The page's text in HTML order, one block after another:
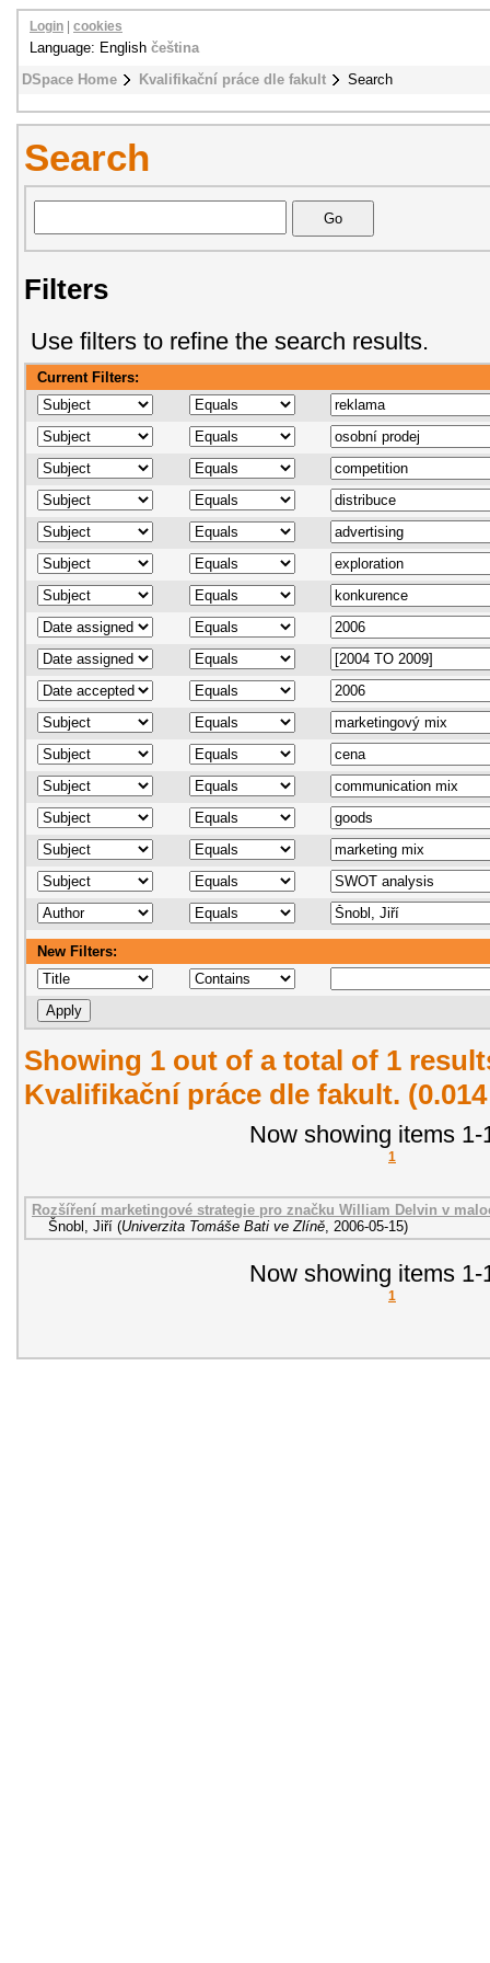
DSpace Home Kvalifikační práce dle fakult Search
Login cookies
Language: English čeština
Search
Filters
Use filters to refine the search results.
Current Filters:
New Filters:
Showing 1 out of a total of 1
Kvalifikační práce dle fakult.
Now showing items 1-
1
Rozšíření marketingové strategie pro značku William Delvin v
Šnobl, Jiří (Univerzita Tomáše Bati ve Zlíně 2006-05-15)
Now showing items 1-
1